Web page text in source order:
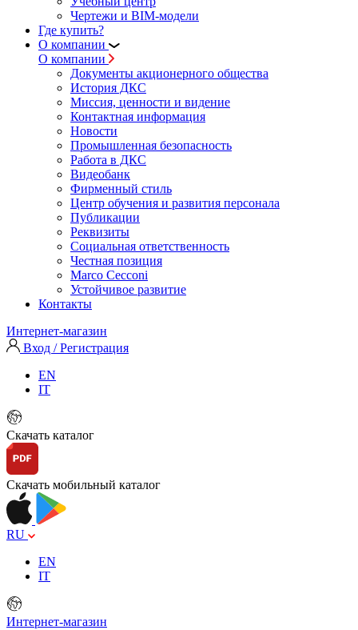
Чертежи и BIM-модели
Где купить?
О компании
О компании
Документы акционерного общества
История ДКС
Миссия, ценности и видение
Контактная информация
Новости
Промышленная безопасность
Работа в ДКС
Видеобанк
Фирменный стиль
Центр обучения и развития персонала
Публикации
Реквизиты
Социальная ответственность
Честная позиция
Marco Cecconi
Устойчивое развитие
Контакты
Интернет-магазин
Вход / Регистрация
EN
IT
Скачать каталог
Скачать мобильный каталог
RU
EN
IT
Интернет-магазин